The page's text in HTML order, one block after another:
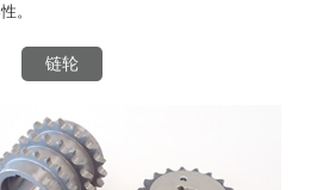
。
链轮